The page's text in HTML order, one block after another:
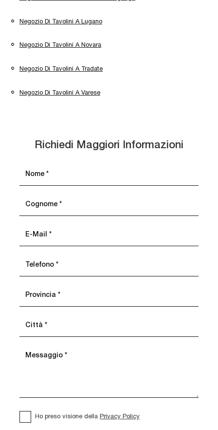
Negozio Di Tavolini A Lugano
Negozio Di Tavolini A Novara
Negozio Di Tavolini A Tradate
Negozio Di Tavolini A Varese
Richiedi Maggiori Informazioni
Ho preso visione della Privacy Policy